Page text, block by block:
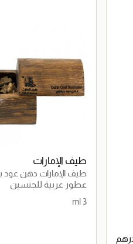
طيف الإمارات
طيف الإمارات دهن عود
عود تايلندي طويل الثبات (3 مل)
عطور عربية للجنسين
3 ml